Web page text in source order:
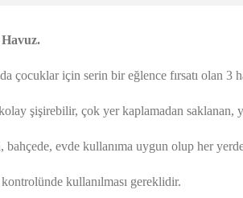
çocuklar için serin bir eğlence fırsatı olan
şişirebilir, çok yer kaplamadan saklanan,
bahçede, evde kullanıma uygun olup her
kullanılması gereklidir.